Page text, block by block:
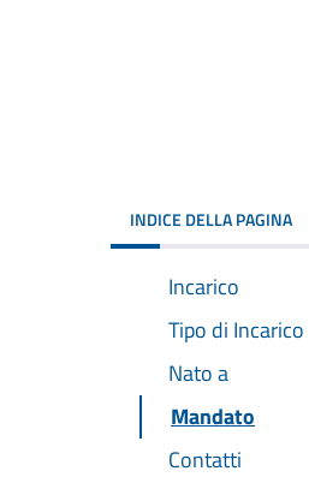
INDICE DELLA PAGINA
Incarico
Tipo di Incarico
Nato a
Mandato
Contatti